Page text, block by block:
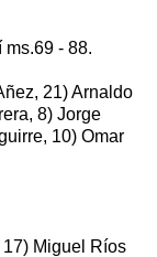
- 88.
21) Arnaldo
8) Jorge
10) Omar
Miguel Ríos